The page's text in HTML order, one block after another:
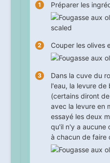
Préparer les
Couper les olives
Dans la cuve du
l'eau, la levure de
(certains diront
avec la levure en
essayé les deux
qu'il n'y a aucune
à chacun de faire